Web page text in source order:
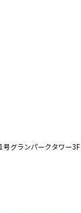
グランパークタワー3F